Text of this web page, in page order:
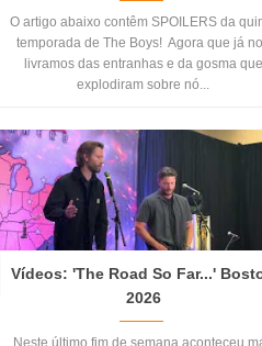
O artigo abaixo contêm SPOILERS da
temporada de The Boys! Agora que já
livramos das entranhas e da gosma que
explodiram sobre nó...
Vídeos: 'The Road So Far...'
2026
Neste último fim de semana aconteceu